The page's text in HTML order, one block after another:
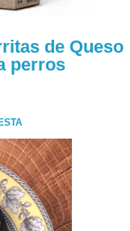
de Queso
perros